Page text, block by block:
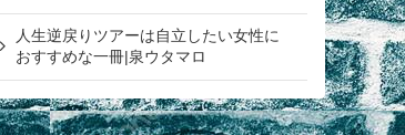
人生逆戻りツアーは自立したい女性に
おすすめな一冊|泉ウタマロ